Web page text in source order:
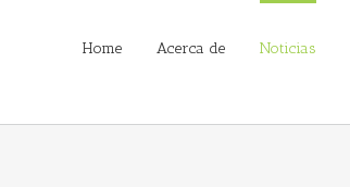
Home Acerca de Noticias